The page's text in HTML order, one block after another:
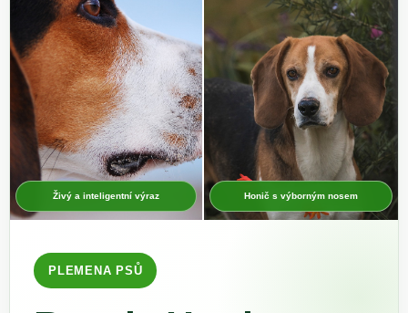
Živý a inteligentní výraz Honič s výborným nosem
PLEMENA PSŮ